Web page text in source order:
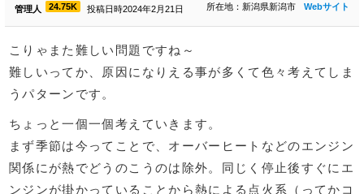
管理人 24.75K 投稿日時2024年2月21日 Webサイト
所在地：新潟県新潟市
こりゃまた難しい問題ですね～
難しいってか、原因になりえる事が多くて色々考えてしま
うパターンです。
ちょっと一個一個考えていきます。
まず季節は今ってことで、オーバーヒートなどのエンジン
関係にが熱でどうのこうのは除外。同じく停止後すぐにエ
ンジンが掛かっていることから熱による点火系（ってかコ